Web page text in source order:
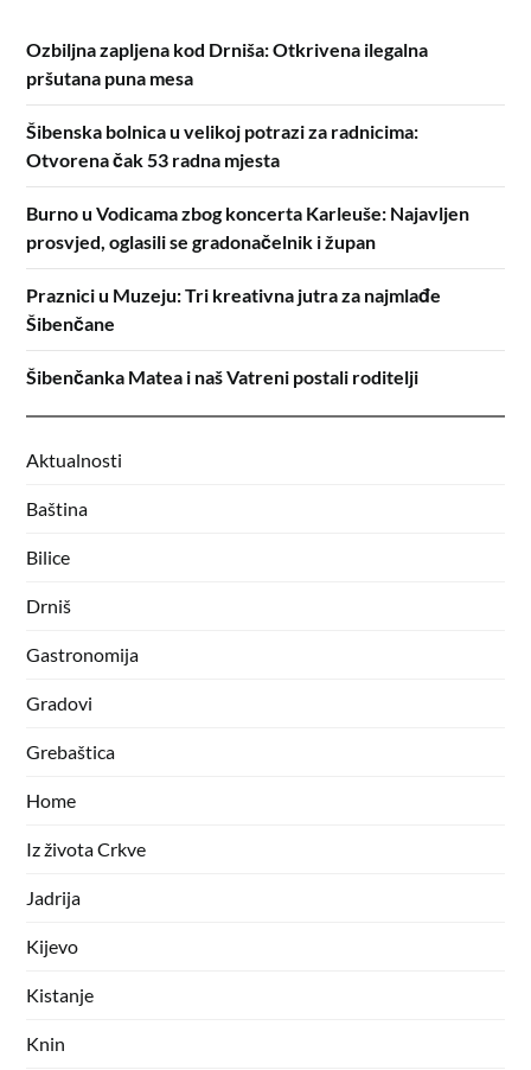
Ozbiljna zapljena kod Drniša: Otkrivena ilegalna
pršutana puna mesa
Šibenska bolnica u velikoj potrazi za radnicima:
Otvorena čak 53 radna mjesta
Burno u Vodicama zbog koncerta Karleuše: Najavljen
prosvjed, oglasili se gradonačelnik i župan
Praznici u Muzeju: Tri kreativna jutra za najmlađe
Šibenčane
Šibenčanka Matea i naš Vatreni postali roditelji
Aktualnosti
Baština
Bilice
Drniš
Gastronomija
Gradovi
Grebaštica
Home
Iz života Crkve
Jadrija
Kijevo
Kistanje
Knin